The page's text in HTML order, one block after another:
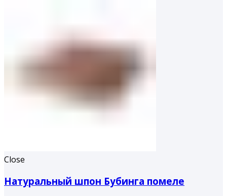
Close
Натуральный шпон Бубинга помеле